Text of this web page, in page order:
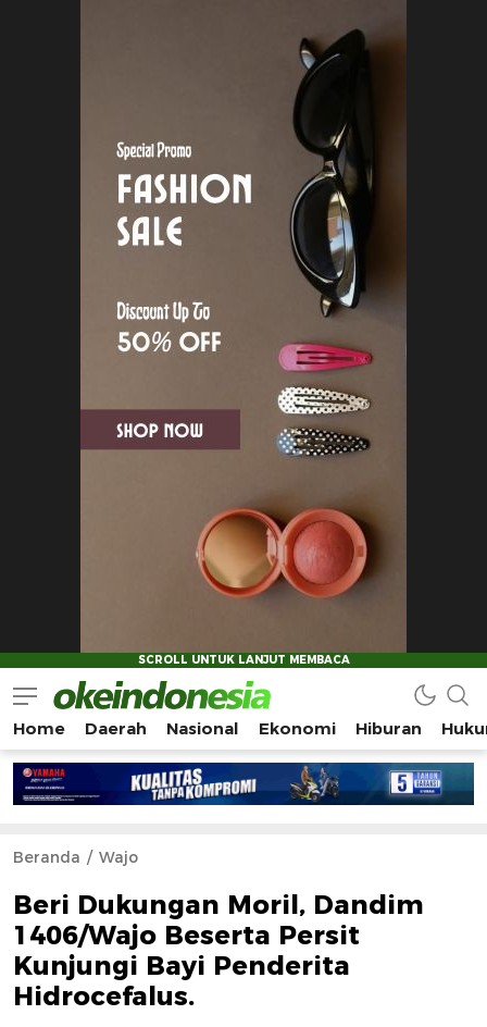
Okeindonesia.Online
Mengonlinekan Indonesia Secara Utuh
Home Daerah Nasional Ekonomi Hiburan
Beranda Wajo
Beri Dukungan Moril, Dandim
1406/Wajo Beserta Persit
Kunjungi Bayi Penderita
Hidrocefalus.